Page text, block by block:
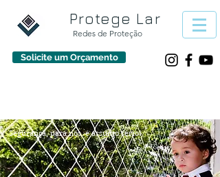
Protege Lar
Redes de Proteção
Solicite um Orçamento
Segurança, para nós, é assunto sério!